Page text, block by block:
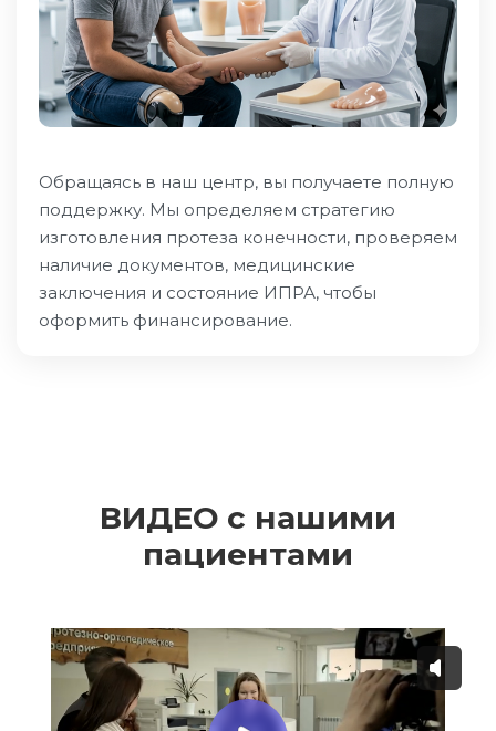
Обращаясь в наш центр, вы получаете полную
поддержку. Мы определяем стратегию
изготовления протеза конечности, проверяем
наличие документов, медицинские
заключения и состояние ИПРА, чтобы
оформить финансирование.
ВИДЕО с нашими
пациентами